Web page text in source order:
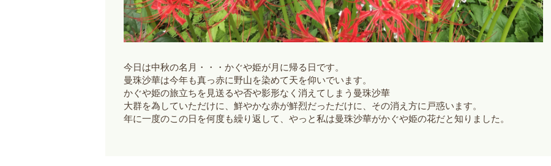
今日は中秋の名月・・・かぐや姫が月に帰る日です。
曼珠沙華は今年も真っ赤に野山を染めて天を仰いでいます。
かぐや姫の旅立ちを見送るや否や影形なく消えてしまう曼珠沙華
大群を為していただけに、鮮やかな赤が鮮烈だっただけに、その消え方に戸惑います。
年に一度のこの日を何度も繰り返して、やっと私は曼珠沙華がかぐや姫の花だと知りました。